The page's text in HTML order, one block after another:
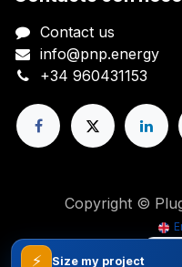
Contact us
info@pnp.energy
+34 960431153
Copyright ©
⚡